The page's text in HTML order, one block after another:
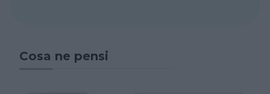
Cosa ne pensi